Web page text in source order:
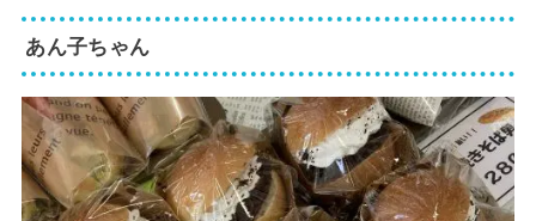
あん子ちゃん